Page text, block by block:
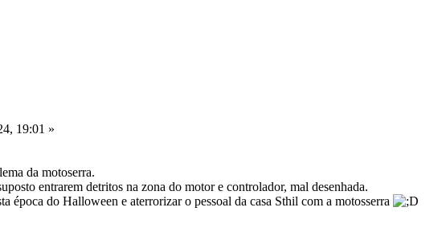
19:01 »
da motoserra.
entrarem detritos na zona do motor e controlador, mal desenhada.
época do Halloween e aterrorizar o pessoal da casa Sthil com a motosserra